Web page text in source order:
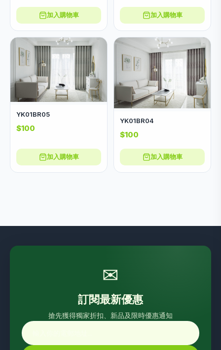
加入購物車 加入購物車
YK01BR05
$100
加入購物車
YK01BR04
$100
加入購物車
✉
訂閱最新優惠
搶先獲得獨家折扣、新品及限時優惠通知